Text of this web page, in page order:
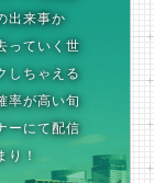
出来事か
っていく世
しちゃえる
率が高い旬
ーにて配信
！